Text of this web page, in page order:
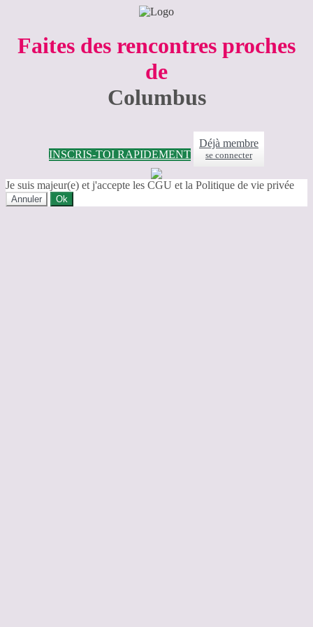
Faites des rencontres proches
de
Columbus
INSCRIS-TOI RAPIDEMENT
Déjà membre
se connecter
Je suis majeur(e) et j'accepte les CGU et la Politique de vie privée
Annuler Ok